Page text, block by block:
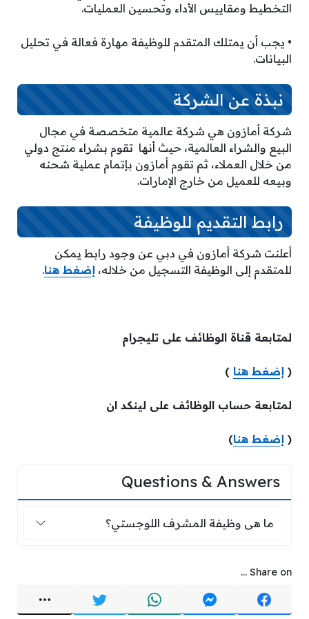
التخطيط ومقاييس الأداء وتحسين العمليات.
• يجب أن يمتلك المتقدم للوظيفة مهارة فعالة في تحليل
البيانات.
نبذة عن الشركة
شركة أمازون هي شركة عالمية متخصصة في مجال
البيع والشراء العالمية، حيث أنها تقوم بشراء منتج دولي
من خلال العملاء، ثم تقوم أمازون بإتمام عملية شحنه
وبيعه للعميل من خارج الإمارات.
رابط التقديم للوظيفة
أعلنت شركة أمازون في دبي عن وجود رابط يمكن
للمتقدم إلى الوظيفة التسجيل من خلاله، إضغط هنا.
لمتابعة قناة الوظائف على تليجرام
( إضغط هنا )
لمتابعة حساب الوظائف على لينكد ان
( إضغط هنا)
Questions & Answers
ما هى وظيفة المشرف اللوجستي؟
ما هى وظيفة المشرف اللوجستي؟
Share on ...